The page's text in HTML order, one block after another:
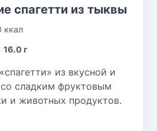
спагетти из тыквы
ккал
16.0 г
из вкусной и
сладким фруктовым
и животных продуктов.